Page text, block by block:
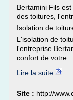
Bertamini Fils
des toitures,
Isolation de
L'isolation de
l'entreprise
confort de votre...
Lire la suite
Site : http://